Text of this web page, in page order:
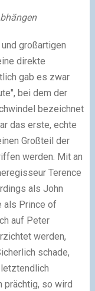
großartigen
direkte
gab es zwar
bei dem der
bezeichnet
das erste, echte
Großteil der
werden. Mit an
Terence
als John
als Prince of
auf Peter
werden,
schade,
prächtig, so wird